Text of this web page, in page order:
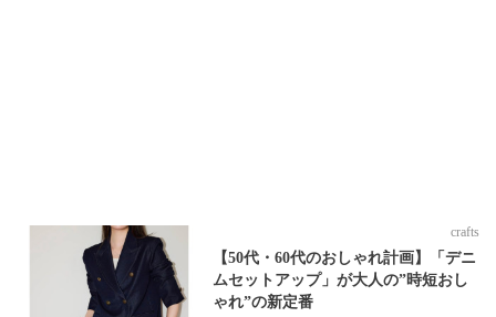
crafts
【50代・60代のおしゃれ計画】「デニ
ムセットアップ」が大人の”時短おし
ゃれ”の新定番